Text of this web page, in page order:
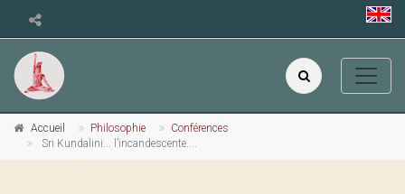
Accueil Philosophie
Conférences
Sri Kundalini... l’incandescente....